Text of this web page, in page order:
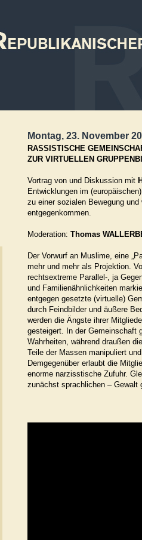
Montag, 23. November
RASSISTISCHE
ZUR VIRTUELLEN
Vortrag von und Diskussion mit
Entwicklungen im
zu einer sozialen Bewegung
entgegenkommen.
Moderation: Thomas
Der Vorwurf an Muslime, eine
mehr und mehr als Projektion.
rechtsextreme Parallel-, ja
und Familienähnlichkeiten
entgegen gesetzte (virtuelle)
durch Feindbilder und äußere
werden die Ängste ihrer
gesteigert. In der Gemeinschaft
Wahrheiten, während draußen
Teile der Massen manipuliert
Demgegenüber erlaubt die
enorme narzisstische Zufuhr.
zunächst sprachlichen – Gewalt